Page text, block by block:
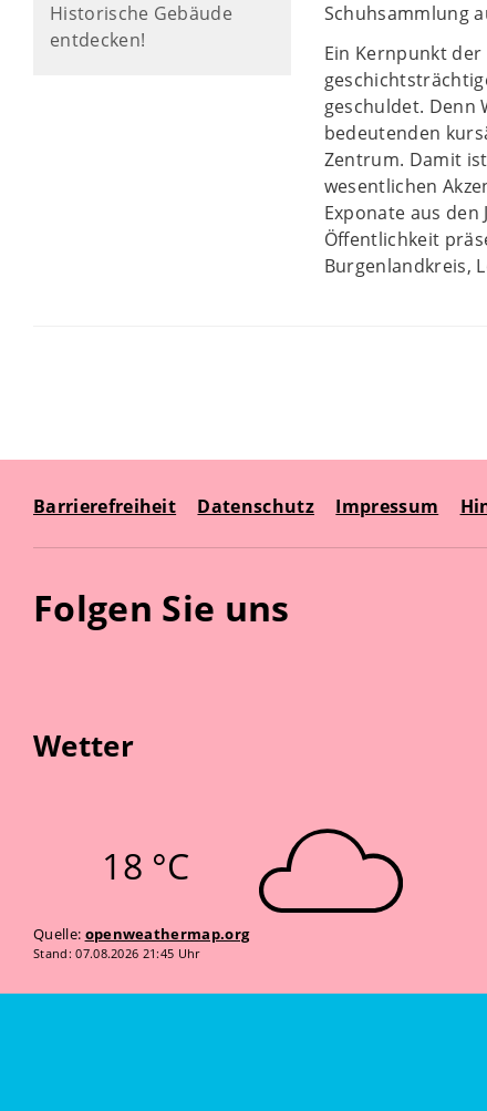
Historische Gebäude
entdecken!
Schuhsammlung
Ein Kernpunkt
geschuldet. Denn
bedeutenden
Zentrum. Damit
wesentlichen
Exponate aus
Öffentlichkeit
Burgenlandkreis,
Barrierefreiheit Datenschutz Impressum
Folgen Sie uns
Wetter
18 °C
Quelle: openweathermap.org
Stand: 07.08.2026 21:45 Uhr